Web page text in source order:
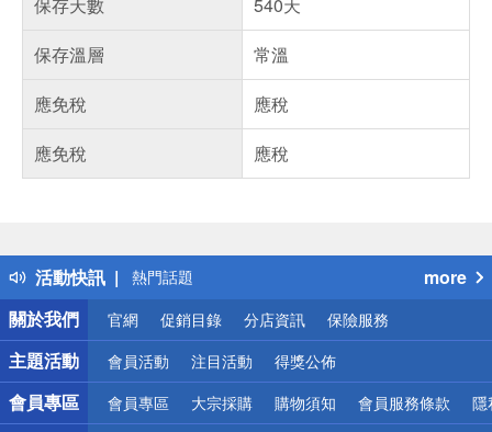
保存溫層
常溫
應免稅
應稅
應免稅
應稅
活動快訊
得獎公告
熱門話題
銀行優惠
偏遠地區配送
詐騙網頁！請小心！
more
關於我們
官網 促銷目錄 分店資訊 保險服務
主題活動 會員活動 注目活動 得獎公佈
會員專區 會員專區 大宗採購 購物須知 會員服務條款 隱